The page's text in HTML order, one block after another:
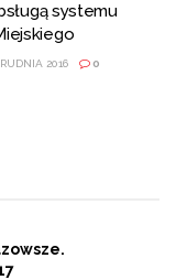
systemu
2016 0